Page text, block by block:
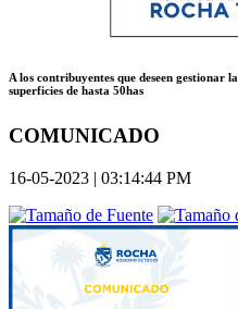
A los contribuyentes que deseen
superficies de hasta 50has
COMUNICADO
16-05-2023 | 03:14:44 PM